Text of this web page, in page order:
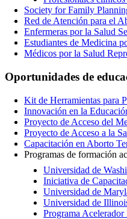
Society for Family
Red de Atención para el
Enfermeras por la Salud
Estudiantes de Medicina
Médicos por la Salud
Oportunidades de
Kit de Herramientas para
Innovación en la
Proyecto de Acceso del
Proyecto de Acceso a la
Capacitación en Aborto
Programas de formación
Universidad de
Iniciativa de
Universidad de
Universidad de
Programa